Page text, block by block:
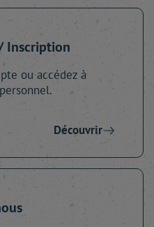
Inscription
ou accédez à
Découvrir